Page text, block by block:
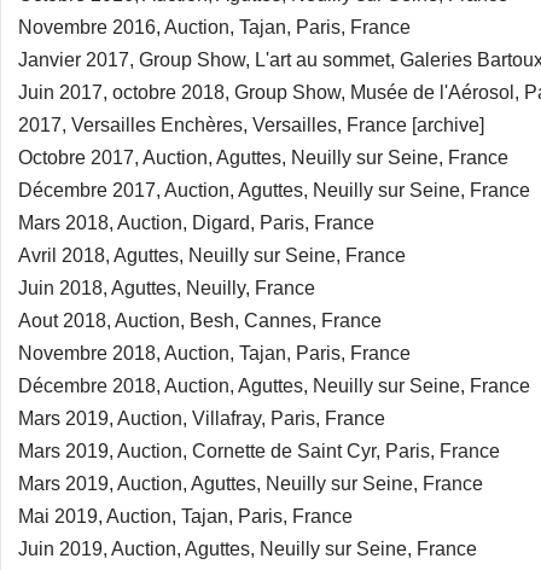
Novembre 2016, Auction, Tajan, Paris, France
Janvier 2017, Group Show, L'art au sommet, Galeries
Juin 2017, octobre 2018, Group Show, Musée de l'Aérosol,
2017, Versailles Enchères, Versailles, France [archive]
Octobre 2017, Auction, Aguttes, Neuilly sur Seine, France
Décembre 2017, Auction, Aguttes, Neuilly sur Seine, France
Mars 2018, Auction, Digard, Paris, France
Avril 2018, Aguttes, Neuilly sur Seine, France
Juin 2018, Aguttes, Neuilly, France
Aout 2018, Auction, Besh, Cannes, France
Novembre 2018, Auction, Tajan, Paris, France
Décembre 2018, Auction, Aguttes, Neuilly sur Seine, France
Mars 2019, Auction, Villafray, Paris, France
Mars 2019, Auction, Cornette de Saint Cyr, Paris, France
Mars 2019, Auction, Aguttes, Neuilly sur Seine, France
Mai 2019, Auction, Tajan, Paris, France
Juin 2019, Auction, Aguttes, Neuilly sur Seine, France